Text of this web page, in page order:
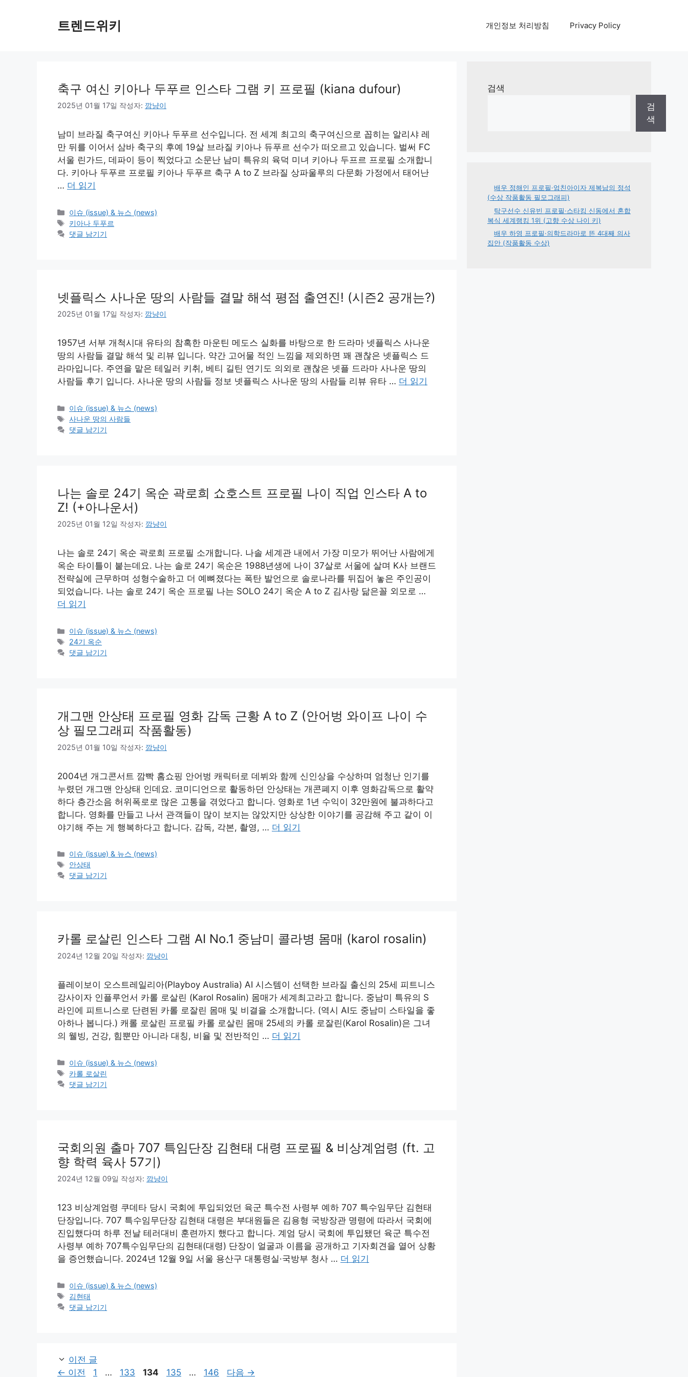
트렌드위키 개인정보 처리방침 Privacy Policy
축구 여신 키아나 두푸르 인스타 그램 키 프로필 (kiana dufour)
2025년 01월 17일 작성자: 깜냥이
남미 브라질 축구여신 키아나 두푸르 선수입니다. 전 세계 최고의 축구여신으로 꼽히는 알리샤 레
만 뒤를 이어서 삼바 축구의 후예 19살 브라질 키아나 듀푸르 선수가 떠오르고 있습니다. 벌써 FC
서울 린가드, 데파이 등이 찍었다고 소문난 남미 특유의 육덕 미녀 키아나 두프르 프로필 소개합니
다. 키아나 두푸르 프로필 키아나 두푸르 축구 A to Z 브라질 상파울루의 다문화 가정에서 태어난
… 더 읽기
카
테
고
이슈 (issue) & 뉴스 (news)
태
그
키아나 두푸르
댓글 남기기
넷플릭스 사나운 땅의 사람들 결말 해석 평점 출연진! (시즌2 공개는?)
2025년 01월 17일 작성자: 깜냥이
1957년 서부 개척시대 유타의 참혹한 마운틴 메도스 실화를 바탕으로 한 드라마 넷플릭스 사나운
땅의 사람들 결말 해석 및 리뷰 입니다. 약간 고어물 적인 느낌을 제외하면 꽤 괜찮은 넷플릭스 드
라마입니다. 주연을 맡은 테일러 키취, 베티 길틴 연기도 의외로 괜찮은 넷플 드라마 사나운 땅의
사람들 후기 입니다. 사나운 땅의 사람들 정보 넷플릭스 사나운 땅의 사람들 리뷰 유타 … 더 읽기
카
테
고
이슈 (issue) & 뉴스 (news)
태
그
사나운 땅의 사람들
댓글 남기기
나는 솔로 24기 옥순 곽로희 쇼호스트 프로필 나이 직업 인스타 A to
Z! (+아나운서)
2025년 01월 12일 작성자: 깜냥이
나는 솔로 24기 옥순 곽로희 프로필 소개합니다. 나솔 세계관 내에서 가장 미모가 뛰어난 사람에게
옥순 타이틀이 붙는데요. 나는 솔로 24기 옥순은 1988년생에 나이 37살로 서울에 살며 K사 브랜드
전략실에 근무하며 성형수술하고 더 예뼈졌다는 폭탄 발언으로 솔로나라를 뒤집어 놓은 주인공이
되었습니다. 나는 솔로 24기 옥순 프로필 나는 SOLO 24기 옥순 A to Z 김사랑 닮은꼴 외모로 …
더 읽기
카
테
고
이슈 (issue) & 뉴스 (news)
태
그
24기 옥순
댓글 남기기
개그맨 안상태 프로필 영화 감독 근황 A to Z (안어벙 와이프 나이 수
상 필모그래피 작품활동)
2025년 01월 10일 작성자: 깜냥이
2004년 개그콘서트 깜빡 홈쇼핑 안어벙 캐릭터로 데뷔와 함께 신인상을 수상하며 엄청난 인기를
누렸던 개그맨 안상태 인데요. 코미디언으로 활동하던 안상태는 개콘폐지 이후 영화감독으로 활약
하다 층간소음 허위폭로로 많은 고통을 겪었다고 합니다. 영화로 1년 수익이 32만원에 불과하다고
합니다. 영화를 만들고 나서 관객들이 많이 보지는 않았지만 상상한 이야기를 공감해 주고 같이 이
야기해 주는 게 행복하다고 합니다. 감독, 각본, 촬영, … 더 읽기
카
테
고
이슈 (issue) & 뉴스 (news)
태
그
안상태
댓글 남기기
카롤 로살린 인스타 그램 AI No.1 중남미 콜라병 몸매 (karol rosalin)
2024년 12월 20일 작성자: 깜냥이
플레이보이 오스트레일리아(Playboy Australia) AI 시스템이 선택한 브라질 출신의 25세 피트니스
강사이자 인플루언서 카롤 로살린 (Karol Rosalin) 몸매가 세계최고라고 합니다. 중남미 특유의 S
라인에 피트니스로 단련된 카롤 로잘린 몸매 및 비결을 소개합니다. (역시 AI도 중남미 스타일을 좋
아하나 봅니다.) 캐롤 로살린 프로필 카롤 로살린 몸매 25세의 카롤 로잘린(Karol Rosalin)은 그녀
의 웰빙, 건강, 힘뿐만 아니라 대칭, 비율 및 전반적인 … 더 읽기
카
테
고
이슈 (issue) & 뉴스 (news)
태
그
카롤 로살린
댓글 남기기
국회의원 출마 707 특임단장 김현태 대령 프로필 & 비상계엄령 (ft. 고
향 학력 육사 57기)
2024년 12월 09일 작성자: 깜냥이
123 비상계엄령 쿠데타 당시 국회에 투입되었던 육군 특수전 사령부 예하 707 특수임무단 김현태
단장입니다. 707 특수임무단장 김현태 대령은 부대원들은 김용형 국방장관 명령에 따라서 국회에
진입했다며 하루 전날 테러대비 훈련까지 했다고 합니다. 계엄 당시 국회에 투입됐던 육군 특수전
사령부 예하 707특수임무단의 김현태(대령) 단장이 얼굴과 이름을 공개하고 기자회견을 열어 상황
을 증언했습니다. 2024년 12월 9일 서울 용산구 대통령실·국방부 청사 … 더 읽기
카
테
고
이슈 (issue) & 뉴스 (news)
태
그
김현태
댓글 남기기
이전 글
← 이전 페
1 … 페
133 페
134 페
135 … 페
146 다음 →
검색
검
색
배우 정해인 프로필·엄친아이자 제복남의 정석
(수상 작품활동 필모그래피)
탁구선수 신유빈 프로필·스타킹 신동에서 혼합
복식 세계랭킹 1위 (고향 수상 나이 키)
배우 하영 프로필·의학드라마로 뜬 4대째 의사
집안 (작품활동 수상)